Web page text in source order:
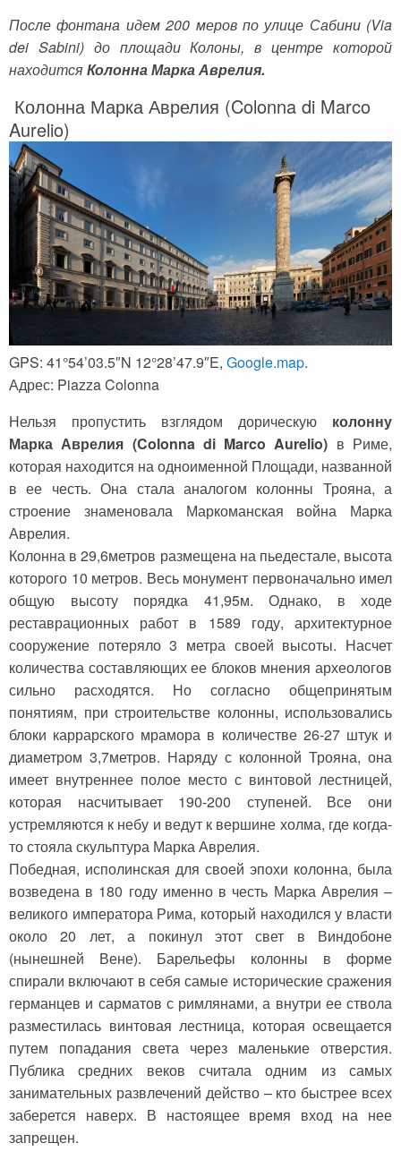
После фонтана идем 200 меров по улице Сабини (Via
dei Sabini) до площади Колоны, в центре которой
находитсяКолонна Марка Аврелия.
Колонна Марка Аврелия (Colonna di Marco
Aurelio)
GPS: 41°54’03.5″N 12°28’47.9″E, Google.map.
Адрес: Piazza Colonna
Нельзя пропустить взглядом дорическую колонну
Марка Аврелия (Colonna di Marco Aurelio) в Риме,
которая находится на одноименной Площади, названной
в ее честь. Она стала аналогом колонны Трояна, а
строение знаменовала Маркоманская война Марка
Аврелия.
Колонна в 29,6метров размещена на пьедестале, высота
которого 10 метров. Весь монумент первоначально имел
общую высоту порядка 41,95м. Однако, в ходе
реставрационных работ в 1589 году, архитектурное
сооружение потеряло 3 метра своей высоты. Насчет
количества составляющих ее блоков мнения археологов
сильно расходятся. Но согласно общепринятым
понятиям, при строительстве колонны, использовались
блоки каррарского мрамора в количестве 26-27 штук и
диаметром 3,7метров. Наряду с колонной Трояна, она
имеет внутреннее полое место с винтовой лестницей,
которая насчитывает 190-200 ступеней. Все они
устремляются к небу и ведут к вершине холма, где когда-
то стояла скульптура Марка Аврелия.
Победная, исполинская для своей эпохи колонна, была
возведена в 180 году именно в честь Марка Аврелия –
великого императора Рима, который находился у власти
около 20 лет, а покинул этот свет в Виндобоне
(нынешней Вене). Барельефы колонны в форме
спирали включают в себя самые исторические сражения
германцев и сарматов с римлянами, а внутри ее ствола
разместилась винтовая лестница, которая освещается
путем попадания света через маленькие отверстия.
Публика средних веков считала одним из самых
занимательных развлечений действо – кто быстрее всех
заберется наверх. В настоящее время вход на нее
запрещен.